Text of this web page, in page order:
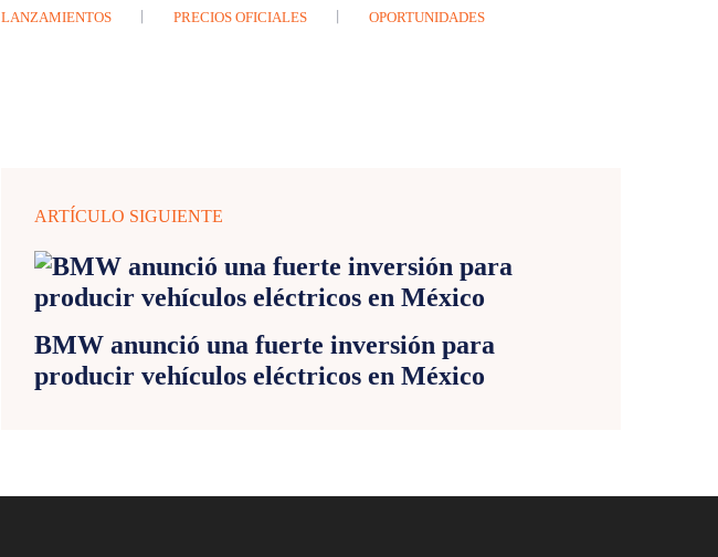
LANZAMIENTOS PRECIOS OFICIALES OPORTUNIDADES
ARTÍCULO SIGUIENTE
BMW anunció una fuerte inversión para
producir vehículos eléctricos en México